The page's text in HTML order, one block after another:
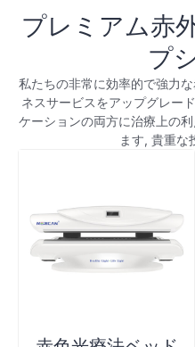
プレミアム赤
プ
私たちの非常に効率的で強力
ネスサービスをアップグレー
ケーションの両方に治療上の
ます, 貴重な